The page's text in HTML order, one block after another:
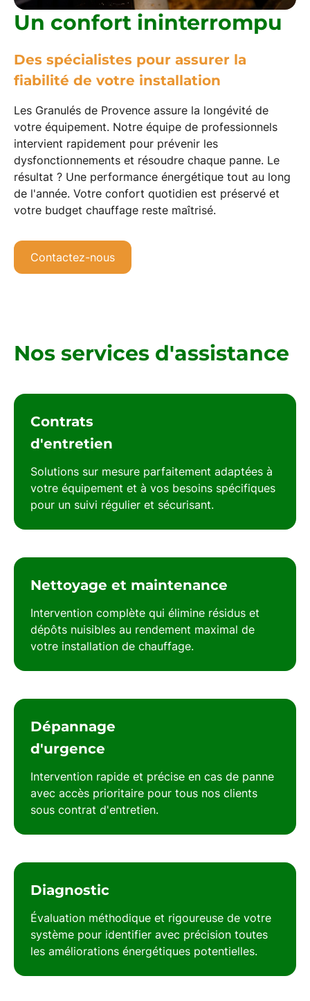
Un confort ininterrompu
Des spécialistes pour assurer la
fiabilité de votre installation
Les Granulés de Provence assure la longévité de
votre équipement. Notre équipe de professionnels
intervient rapidement pour prévenir les
dysfonctionnements et résoudre chaque panne. Le
résultat ? Une performance énergétique tout au long
de l'année. Votre confort quotidien est préservé et
votre budget chauffage reste maîtrisé.
Contactez-nous
Nos services d'assistance
Contrats
d'entretien
Solutions sur mesure parfaitement adaptées à
votre équipement et à vos besoins spécifiques
pour un suivi régulier et sécurisant.
Nettoyage et maintenance
Intervention complète qui élimine résidus et
dépôts nuisibles au rendement maximal de
votre installation de chauffage.
Dépannage
d'urgence
Intervention rapide et précise en cas de panne
avec accès prioritaire pour tous nos clients
sous contrat d'entretien.
Diagnostic
Évaluation méthodique et rigoureuse de votre
système pour identifier avec précision toutes
les améliorations énergétiques potentielles.